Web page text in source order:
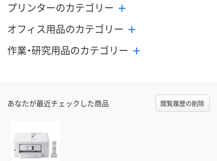
プリンターのカテゴリー
オフィス用品のカテゴリー
作業・研究用品のカテゴリー
あなたが最近チェックした商品 閲覧履歴の削除